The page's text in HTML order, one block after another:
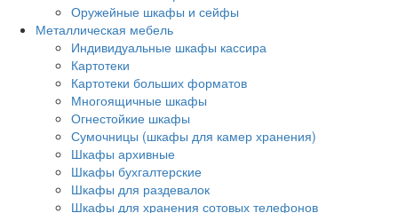
Оружейные шкафы и сейфы
Металлическая мебель
Индивидуальные шкафы кассира
Картотеки
Картотеки больших форматов
Многоящичные шкафы
Огнестойкие шкафы
Сумочницы (шкафы для камер хранения)
Шкафы архивные
Шкафы бухгалтерские
Шкафы для раздевалок
Шкафы для хранения сотовых телефонов